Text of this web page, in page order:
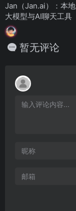
Jan（Jan.ai）：本
大模型与AI聊天工具
暂无评论